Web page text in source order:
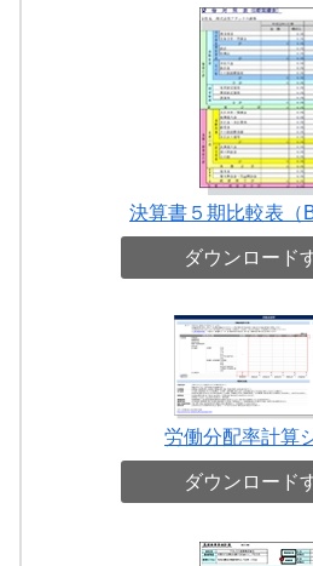
決算書５期比較表（
ダウンロード
労働分配率計算
ダウンロード